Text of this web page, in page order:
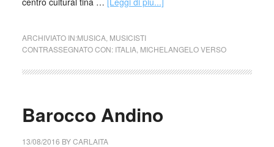
ARCHIVIATO IN:MUSICA, MUSICISTI
CONTRASSEGNATO CON: ITALIA, MICHELANGELO VERSO
Barocco Andino
13/08/2016 BYCARLAITA